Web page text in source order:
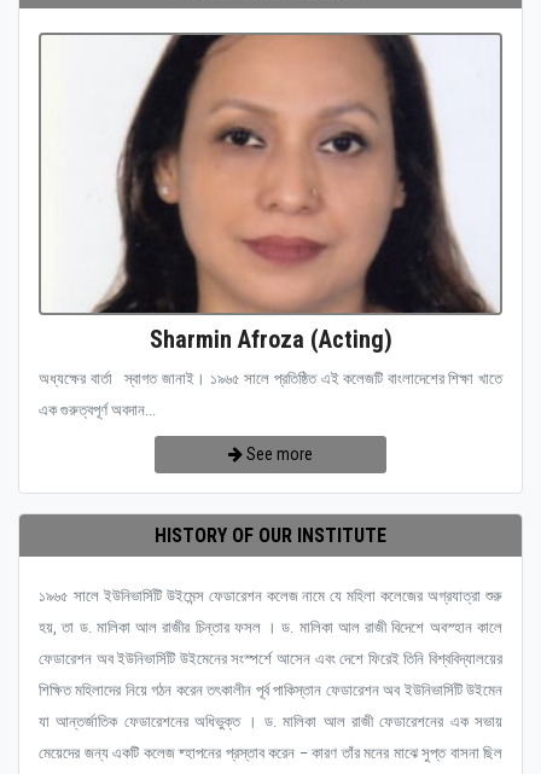
Sharmin Afroza (Acting)
অধ্যক্ষের বার্তা স্বাগত জানাই। ১৯৬৫ সালে প্রতিষ্ঠিত এই কলেজটি বাংলাদেশের শিক্ষা খাতে
এক গুরুত্বপূর্ণ অবদান...
See more
HISTORY OF OUR INSTITUTE
১৯৬৫ সালে ইউনিভার্সিটি উইমেন্স ফেডারেশন কলেজ নামে যে মহিলা কলেজের অগ্রযাত্রা শুরু
হয়, তা ড. মালিকা আল রাজীর চিন্তার ফসল । ড. মালিকা আল রাজী বিদেশে অবস্হান কালে
ফেডারেশন অব ইউনিভার্সিটি উইমেনের সংস্পর্শে আসেন এবং দেশে ফিরেই তিনি বিশ্ববিদ্যালয়ের
শিক্ষিত মহিলাদের নিয়ে গঠন করেন তৎকালীন পূর্ব পাকিস্তান ফেডারেশন অব ইউনিভার্সিটি উইমেন
যা আন্তর্জাতিক ফেডারেশনের অধিভুক্ত । ড. মালিকা আল রাজী ফেডারেশনের এক সভায়
মেয়েদের জন্য একটি কলেজ ষ্হাপনের প্রস্তাব করেন – কারণ তাঁর মনের মাঝে সুপ্ত বাসনা ছিল